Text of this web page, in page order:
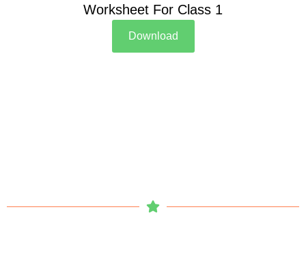
Worksheet For Class 1
Download